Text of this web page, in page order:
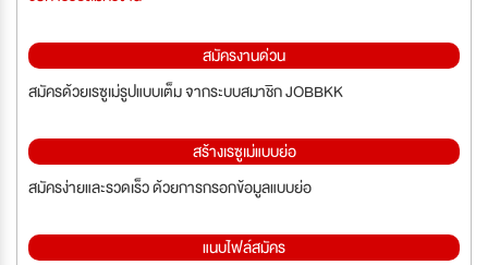
สมัครงานด่วน
สมัครด้วยเรซูเม่รูปแบบเต็ม จากระบบสมาชิก JOBBKK
สร้างเรซูเม่แบบย่อ
สมัครง่ายและรวดเร็ว ด้วยการกรอกข้อมูลแบบย่อ
แนบไฟล์สมัคร